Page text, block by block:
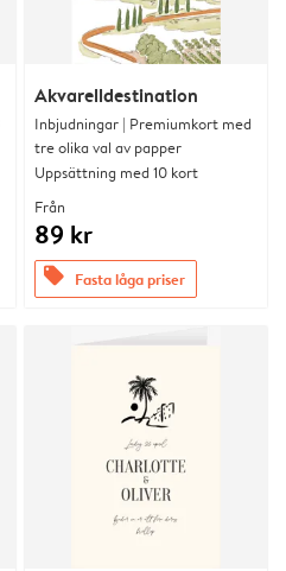
Akvarelldestination
Inbjudningar | Premiumkort med
tre olika val av papper
Uppsättning med 10 kort
Från
89 kr
offers Fasta låga priser